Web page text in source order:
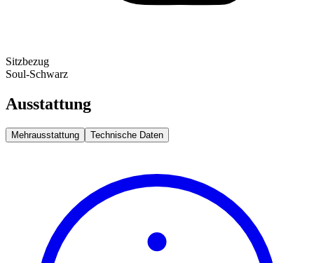
Sitzbezug
Soul-Schwarz
Ausstattung
Mehrausstattung Technische Daten